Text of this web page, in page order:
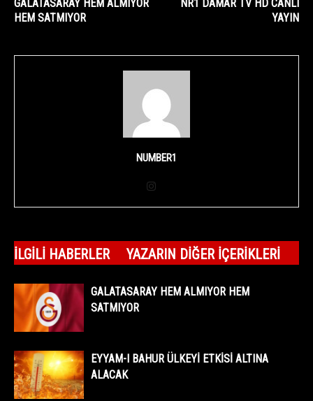
GALATASARAY HEM ALMIYOR
HEM SATMIYOR
NR1 DAMAR TV HD CANLI
YAYIN
NUMBER1
İLGILI HABERLER YAZARIN DIĞER İÇERIKLERI
GALATASARAY HEM ALMIYOR HEM
SATMIYOR
EYYAM-I BAHUR ÜLKEYİ ETKİSİ ALTINA
ALACAK